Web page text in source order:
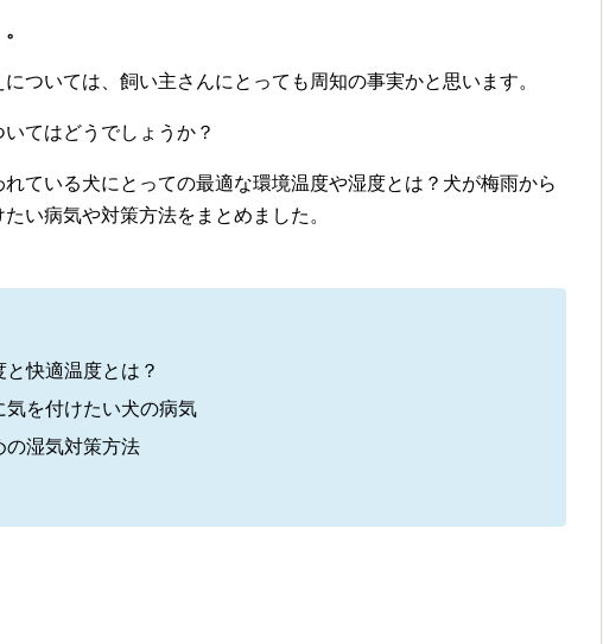
ついては、飼い主さんにとっても周知の事実かと思います。
てはどうでしょうか？
ている犬にとっての最適な環境温度や湿度とは？犬が梅雨から
い病気や対策方法をまとめました。
快適温度とは？
を付けたい犬の病気
の湿気対策方法